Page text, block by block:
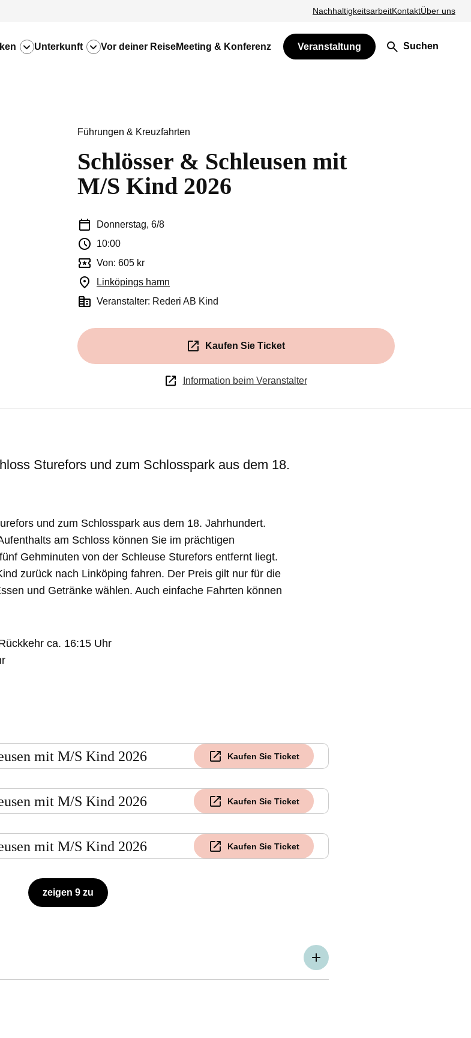
NachhaltigkeitsarbeitKontaktÜber uns
Unterkunft Vor deiner ReiseMeeting & Konferenz Veranstaltung Suchen
Führungen & Kreuzfahrten
Schlösser & Schleusen mit
M/S Kind 2026
Donnerstag, 6/8
10:00
Von: 605 kr
Linköpings hamn
Veranstalter: Rederi AB Kind
Kaufen Sie Ticket
(Öffnet in einem neuen Fenster)
Information beim Veranstalter
Sturefors und zum Schlosspark aus dem 18.
und zum Schlosspark aus dem 18. Jahrhundert.
am Schloss können Sie im prächtigen
Gehminuten von der Schleuse Sturefors entfernt liegt.
zurück nach Linköping fahren. Der Preis gilt nur für die
und Getränke wählen. Auch einfache Fahrten können
ca. 16:15 Uhr
mit M/S Kind 2026 Kaufen Sie Ticket
mit M/S Kind 2026 Kaufen Sie Ticket
mit M/S Kind 2026 Kaufen Sie Ticket
zeigen 9 zu